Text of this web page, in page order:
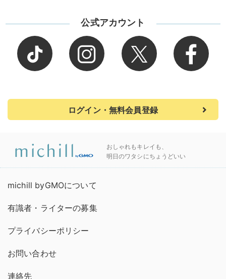
公式アカウント
ログイン・無料会員登録
おしゃれもキレイも、
明日のワタシにちょうどいい
michill byGMOについて
有識者・ライターの募集
プライバシーポリシー
お問い合わせ
連絡先